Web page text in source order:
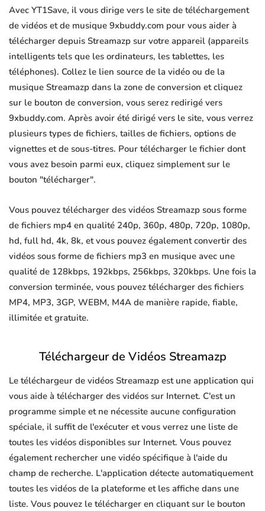
Avec YT1Save, il vous dirige vers le site de téléchargement
de vidéos et de musique 9xbuddy.com pour vous aider à
télécharger depuis Streamazp sur votre appareil (appareils
intelligents tels que les ordinateurs, les tablettes, les
téléphones). Collez le lien source de la vidéo ou de la
musique Streamazp dans la zone de conversion et cliquez
sur le bouton de conversion, vous serez redirigé vers
9xbuddy.com. Après avoir été dirigé vers le site, vous verrez
plusieurs types de fichiers, tailles de fichiers, options de
vignettes et de sous-titres. Pour télécharger le fichier dont
vous avez besoin parmi eux, cliquez simplement sur le
bouton "télécharger".
Vous pouvez télécharger des vidéos Streamazp sous forme
de fichiers mp4 en qualité 240p, 360p, 480p, 720p, 1080p,
hd, full hd, 4k, 8k, et vous pouvez également convertir des
vidéos sous forme de fichiers mp3 en musique avec une
qualité de 128kbps, 192kbps, 256kbps, 320kbps. Une fois la
conversion terminée, vous pouvez télécharger des fichiers
MP4, MP3, 3GP, WEBM, M4A de manière rapide, fiable,
illimitée et gratuite.
Téléchargeur de Vidéos Streamazp
Le téléchargeur de vidéos Streamazp est une application qui
vous aide à télécharger des vidéos sur Internet. C'est un
programme simple et ne nécessite aucune configuration
spéciale, il suffit de l'exécuter et vous verrez une liste de
toutes les vidéos disponibles sur Internet. Vous pouvez
également rechercher une vidéo spécifique à l'aide du
champ de recherche. L'application détecte automatiquement
toutes les vidéos de la plateforme et les affiche dans une
liste. Vous pouvez le télécharger en cliquant sur le bouton